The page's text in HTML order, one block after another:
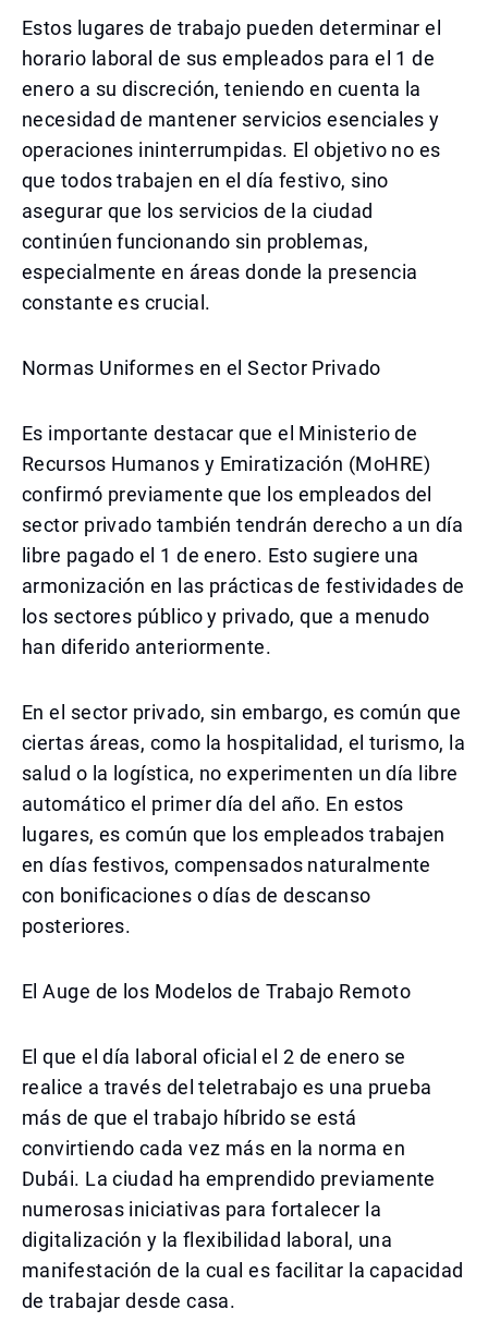
Estos lugares de trabajo pueden determinar el
horario laboral de sus empleados para el 1 de
enero a su discreción, teniendo en cuenta la
necesidad de mantener servicios esenciales y
operaciones ininterrumpidas. El objetivo no es
que todos trabajen en el día festivo, sino
asegurar que los servicios de la ciudad
continúen funcionando sin problemas,
especialmente en áreas donde la presencia
constante es crucial.
Normas Uniformes en el Sector Privado
Es importante destacar que el Ministerio de
Recursos Humanos y Emiratización (MoHRE)
confirmó previamente que los empleados del
sector privado también tendrán derecho a un día
libre pagado el 1 de enero. Esto sugiere una
armonización en las prácticas de festividades de
los sectores público y privado, que a menudo
han diferido anteriormente.
En el sector privado, sin embargo, es común que
ciertas áreas, como la hospitalidad, el turismo, la
salud o la logística, no experimenten un día libre
automático el primer día del año. En estos
lugares, es común que los empleados trabajen
en días festivos, compensados naturalmente
con bonificaciones o días de descanso
posteriores.
El Auge de los Modelos de Trabajo Remoto
El que el día laboral oficial el 2 de enero se
realice a través del teletrabajo es una prueba
más de que el trabajo híbrido se está
convirtiendo cada vez más en la norma en
Dubái. La ciudad ha emprendido previamente
numerosas iniciativas para fortalecer la
digitalización y la flexibilidad laboral, una
manifestación de la cual es facilitar la capacidad
de trabajar desde casa.